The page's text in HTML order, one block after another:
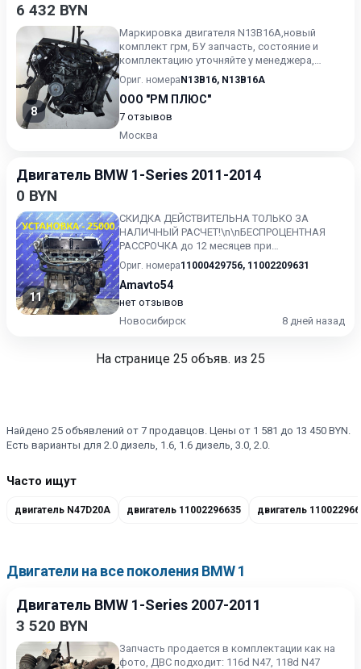
6 432 BYN
8
Маркировка двигателя N13B16A,новый
комплект грм, БУ запчасть, состояние и
комплектацию уточняйте у менеджера,
проверочный срок от 14 до 30 д...
Ориг. номера N13B16, N13B16A
ООО "РМ ПЛЮС"
7 отзывов
Москва
Двигатель BMW 1-Series 2011-2014
0 BYN
11
СКИДКА ДЕЙСТВИТЕЛЬНА ТОЛЬКО ЗА
НАЛИЧНЫЙ РАСЧЕТ!\n\nБЕСПРОЦЕНТНАЯ
РАССРОЧКА до 12 месяцев при
первоначальном взносе 50%! \n\nПри
покупке ДВС...
Ориг. номера11000429756, 11002209631
Amavto54
нет отзывов
Новосибирск
8 дней назад
На странице 25 объяв. из 25
Найдено 25 объявлений от 7 продавцов. Цены от 1 581 до 13 450 BYN.
Есть варианты для 2.0 дизель, 1.6, 1.6 дизель, 3.0, 2.0.
Часто ищут
двигатель N47D20A двигатель 11002296635 двигатель
Двигатели на все поколения BMW 1
Двигатель BMW 1-Series 2007-2011
3 520 BYN
Запчасть продается в комплектации как на
фото, ДВС подходит: 116d N47, 118d N47